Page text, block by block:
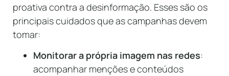
proativa contra a desinformação. Esses são os
principais cuidados que as campanhas devem
tomar:
Monitorar a própria imagem nas redes:
acompanhar menções e conteúdos